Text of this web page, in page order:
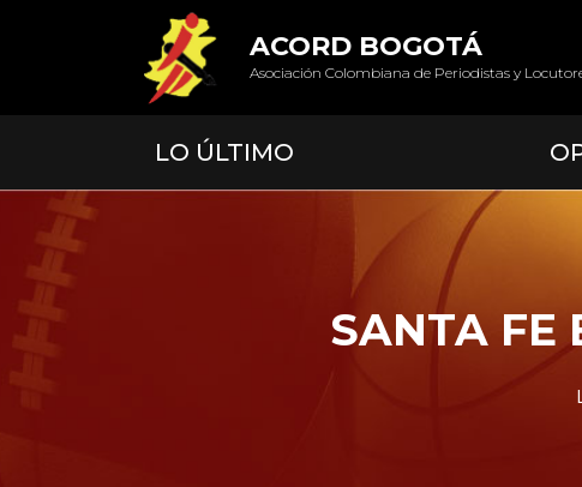
ACORD BOGOTÁ
Asociación Colombiana de Periodistas y
LO ÚLTIMO
SANTA FE